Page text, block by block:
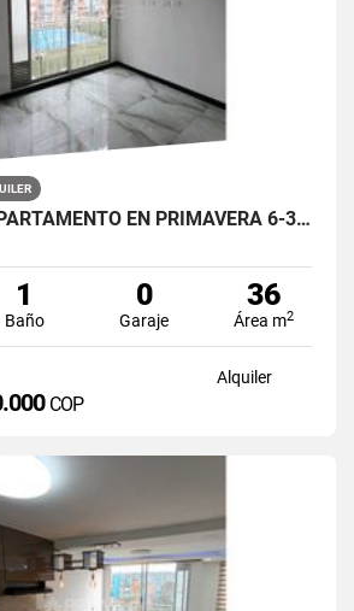
SE ARRIENDA APARTAMENTO EN PRIMAVERA 6-39 ET 2 PISO 3 PARS ESTRENAR
1
Baño
0
Garaje
36
Área m2
Alquiler
COP